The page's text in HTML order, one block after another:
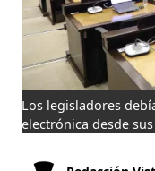
Los legisladores
electrónica desde